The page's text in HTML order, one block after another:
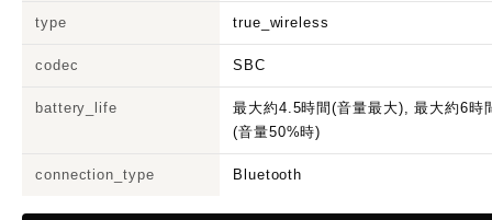
type true_wireless
codec SBC
battery_life
最大約4.5時間(音量最大), 最大約6時
(音量50%時)
connection_type Bluetooth